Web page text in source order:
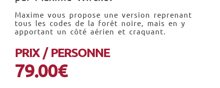
Maxime vous propose une version reprenant
tous les codes de la forêt noire, mais en y
apportant un côté aérien et craquant.
PRIX / PERSONNE
79.00€